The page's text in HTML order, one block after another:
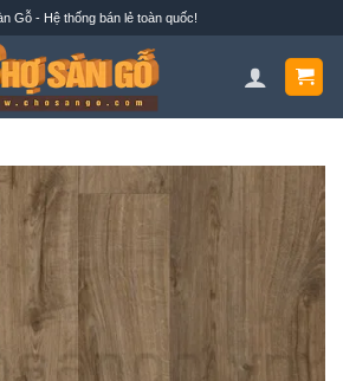
Gỗ - Hệ thống bán lẻ toàn quốc!